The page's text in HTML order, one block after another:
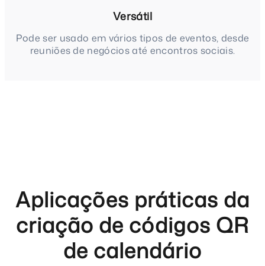
Versátil
Pode ser usado em vários tipos de eventos, desde
reuniões de negócios até encontros sociais.
Aplicações práticas da
criação de códigos QR
de calendário